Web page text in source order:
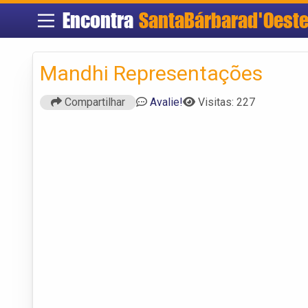
Encontra SantaBárbarad'Oeste
Mandhi Representações
Compartilhar Avalie! Visitas: 227